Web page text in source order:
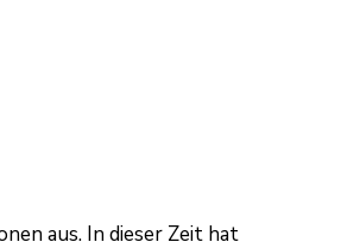
aus. In dieser Zeit hat